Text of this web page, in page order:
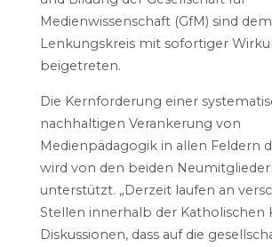
Medienwissenschaft (GfM) sind dem
Lenkungskreis mit sofortiger
beigetreten.
Die Kernforderung einer
nachhaltigen Verankerung von
Medienpädagogik in allen Feldern
wird von den beiden
unterstützt. „Derzeit laufen an
Stellen innerhalb der Katholischen
Diskussionen, dass auf die